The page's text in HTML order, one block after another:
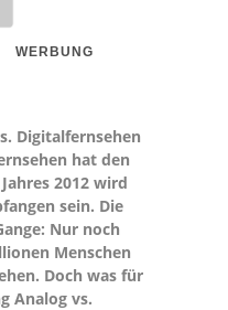
WERBUNG
Digitalfernsehen
hat den
2012 wird
sein. Die
Nur noch
Menschen
Doch was für
Analog vs.